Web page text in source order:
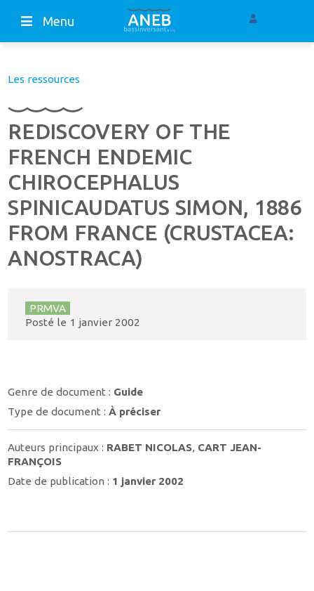
Menu
Les ressources
REDISCOVERY OF THE
FRENCH ENDEMIC
CHIROCEPHALUS
SPINICAUDATUS SIMON, 1886
FROM FRANCE (CRUSTACEA:
ANOSTRACA)
PRMVA
Posté le 1 janvier 2002
Genre de document : Guide
Type de document :À préciser
Auteurs principaux : RABET NICOLAS, CART JEAN-
FRANÇOIS
Date de publication : 1 janvier 2002